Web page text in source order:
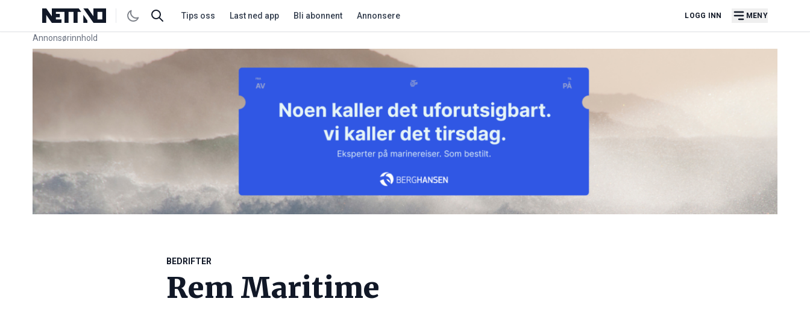
Tips oss Last ned app Bli abonnent Annonsere LOGG INN MENY
Annonsørinnhold
Link for annonse
BEDRIFTER
Rem Maritime